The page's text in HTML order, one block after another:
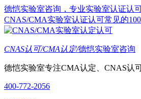
德恺实验室咨询，专业实验室认证认
CNAS/CMA实验室认证认可常见的
CNAS认可/CMA认定/德恺实验室咨询
德恺实验室专注CMA认定、CNAS认
400-772-2056